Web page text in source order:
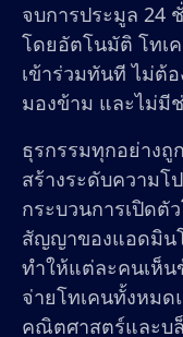
จบการประมูล 24
โดยอัตโนมัติ โทเ
เข้าร่วมทันที ไม่ต้
มองข้าม และไม่มี
ธุรกรรมทุกอย่าง
สร้างระดับความโ
กระบวนการเปิดตั
สัญญาของแอดมินโ
ทำให้แต่ละคนเห็น
จ่ายโทเคนทั้งหมด
คณิตศาสตร์และบ